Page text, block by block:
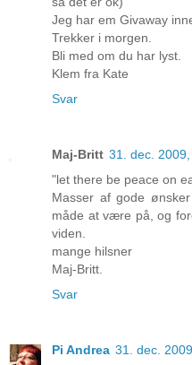
Jeg har em Givaway
Trekker i morgen.
Bli med om du har lyst.
Klem fra Kate
Svar
Maj-Britt 31. dec.
"let there be peace on
Masser af gode
måde at være på, og
viden.
mange hilsner
Maj-Britt.
Svar
Pi Andrea 31. dec.